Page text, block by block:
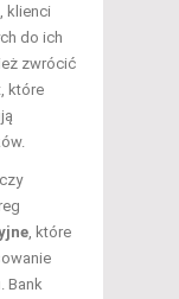
klienci
do ich
zwrócić
które
, które
Bank